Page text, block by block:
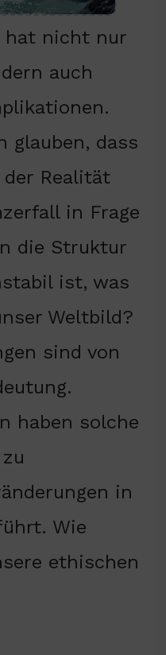
hat nicht nur
auch
glauben, dass
Realität
in Frage
die Struktur
ist, was
Weltbild?
sind von
haben solche
in
Wie
ethischen